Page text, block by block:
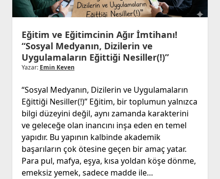
Eğitim ve Eğitimcinin Ağır İmtihanı!
“Sosyal Medyanın, Dizilerin ve
Uygulamaların Eğittiği Nesiller(!)”
Yazar: Emin Keven
“Sosyal Medyanın, Dizilerin ve Uygulamaların
Eğittiği Nesiller(!)” Eğitim, bir toplumun yalnızca
bilgi düzeyini değil, aynı zamanda karakterini
ve geleceğe olan inancını inşa eden en temel
yapıdır. Bu yapının kalbinde akademik
başarıların çok ötesine geçen bir amaç yatar.
Para pul, mafya, eşya, kısa yoldan köşe dönme,
emeksiz yemek, sadece madde ile…